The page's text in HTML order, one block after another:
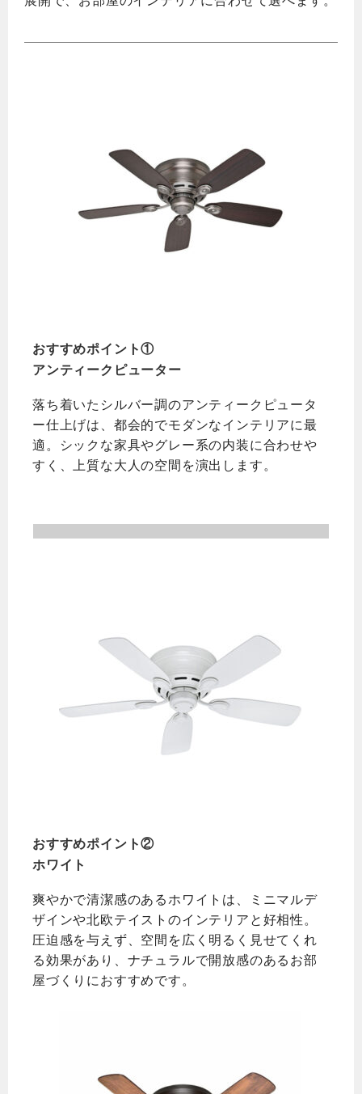
おすすめポイント①
アンティークピューター
落ち着いたシルバー調のアンティークピュータ
ー仕上げは、都会的でモダンなインテリアに最
適。シックな家具やグレー系の内装に合わせや
すく、上質な大人の空間を演出します。
おすすめポイント②
ホワイト
爽やかで清潔感のあるホワイトは、ミニマルデ
ザインや北欧テイストのインテリアと好相性。
圧迫感を与えず、空間を広く明るく見せてくれ
る効果があり、ナチュラルで開放感のあるお部
屋づくりにおすすめです。